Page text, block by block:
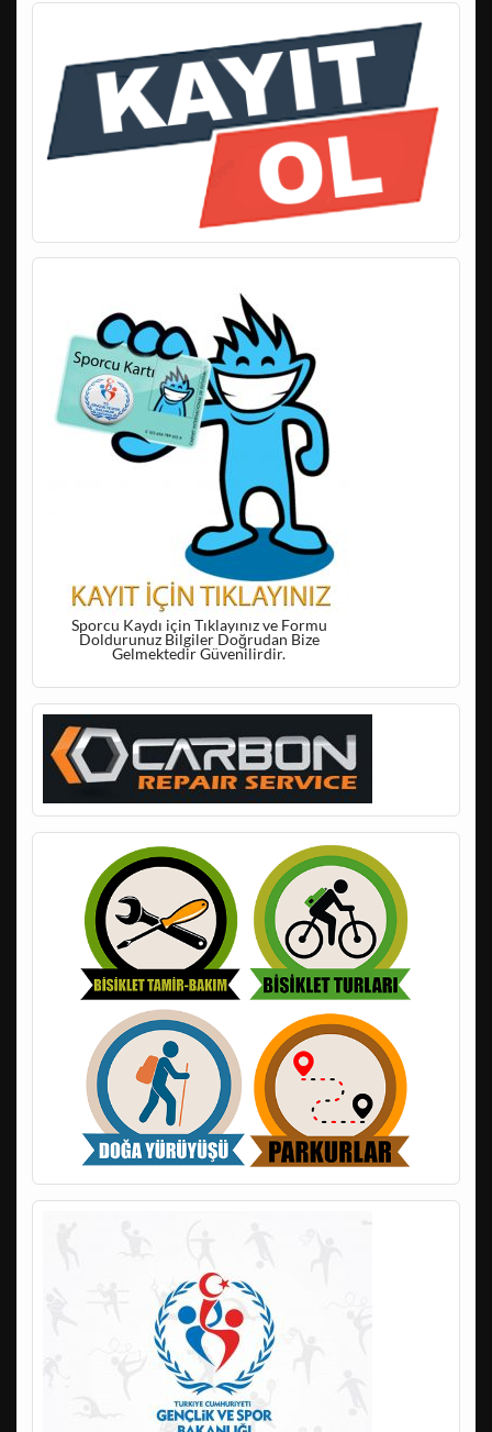
Sporcu Kaydı için Tıklayınız ve Formu
Doldurunuz Bilgiler Doğrudan Bize
Gelmektedir Güvenilirdir.